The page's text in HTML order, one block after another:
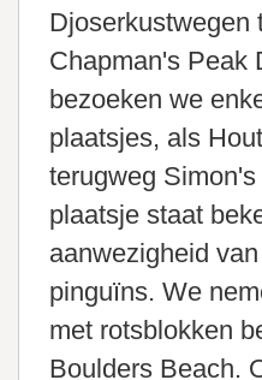
Djoserkustwegen
Chapman's Peak
bezoeken we
plaatsjes, als
terugweg
plaatsje staat
aanwezigheid
pinguïns. We
met rotsblokken
Boulders Beach.